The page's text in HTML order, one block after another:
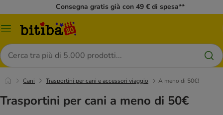
Consegna gratis già con 49 € di spesa**
Overview
Cerca
Cani Trasportini per cani e accessori viaggio A meno di 50€!
Trasportini per cani a meno di 50€